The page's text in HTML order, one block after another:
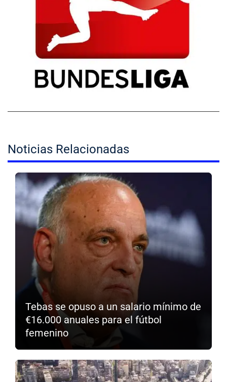
Noticias Relacionadas
Tebas se opuso a un salario mínimo de
€16.000 anuales para el fútbol
femenino